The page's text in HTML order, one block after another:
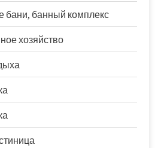
бани, банный комплекс
хозяйство